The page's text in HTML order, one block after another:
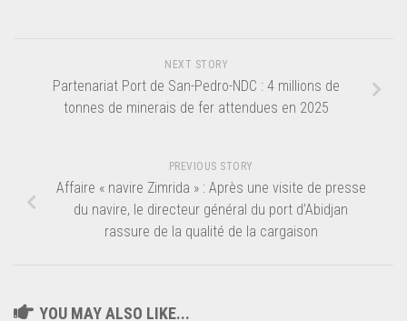
NEXT STORY
Partenariat Port de San-Pedro-NDC : 4 millions de
tonnes de minerais de fer attendues en 2025
PREVIOUS STORY
Affaire « navire Zimrida » : Après une visite de presse
du navire, le directeur général du port d’Abidjan
rassure de la qualité de la cargaison
YOU MAY ALSO LIKE...